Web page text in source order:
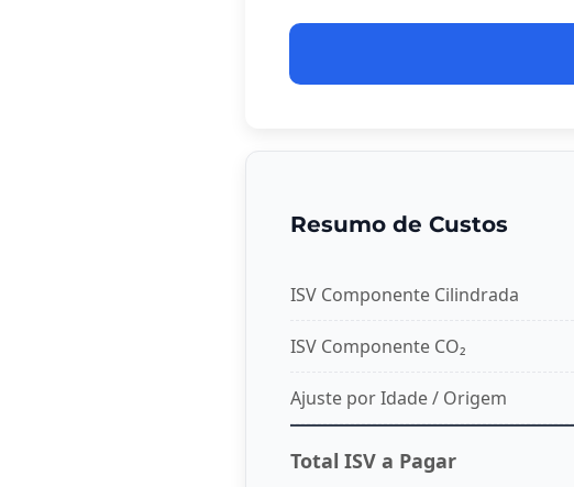
Resumo de Custos
ISV Componente Cilindrada
ISV Componente CO₂
Ajuste por Idade / Origem
Total ISV a Pagar